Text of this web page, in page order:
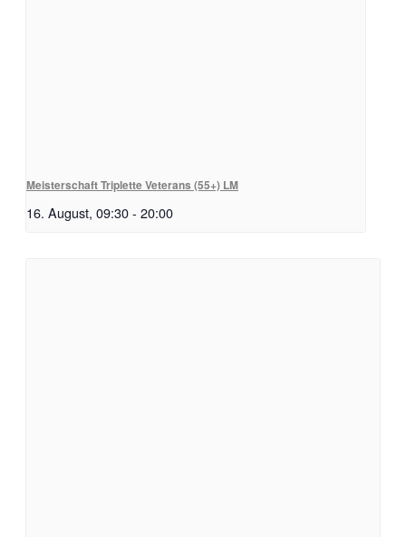
Meisterschaft Triplette Veterans (55+) LM
16. August, 09:30- 20:00